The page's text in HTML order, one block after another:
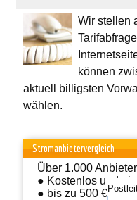
Wir stellen
können
aktuell billigsten
wählen.
Stromanbietervergleich
Über 1.000
● Kostenlos und
● bis zu 500 €